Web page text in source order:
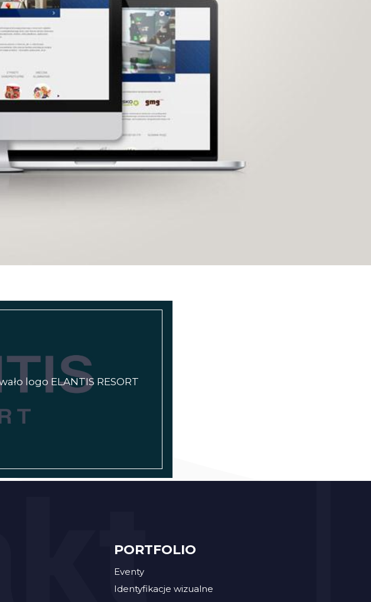
logo ELANTIS RESORT
PORTFOLIO
Eventy
Identyfikacje wizualne